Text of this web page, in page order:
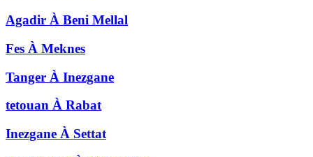
Agadir À Beni Mellal
Fes À Meknes
Tanger À Inezgane
tetouan À Rabat
Inezgane À Settat